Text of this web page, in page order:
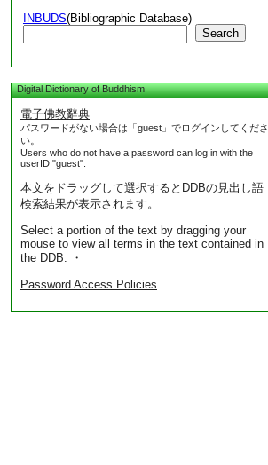
INBUDS(Bibliographic Database)
Search
Digital Dictionary of Buddhism
電子佛教辭典
パスワードがない場合は「guest」でログインしてくださ
い。
Users who do not have a password can log in with the
userID "guest".
本文をドラッグして選択するとDDBの見出し語
検索結果が表示されます。
Select a portion of the text by dragging your
mouse to view all terms in the text contained in
the DDB. ・
Password Access Policies